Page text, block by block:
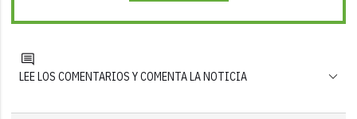
LEE LOS COMENTARIOS Y COMENTA LA NOTICIA